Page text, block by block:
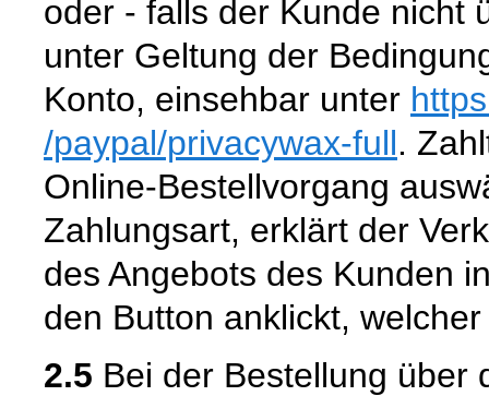
oder - falls der Kunde nicht
unter Geltung der
Konto, einsehbar unter
/paypal/privacywax-full.
Online-Bestellvorgang
Zahlungsart, erklärt der
des Angebots des Kunden
den Button anklickt,
2.5 Bei der Bestellung über